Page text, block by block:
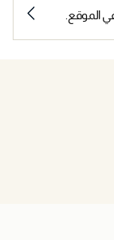
في الموقع.